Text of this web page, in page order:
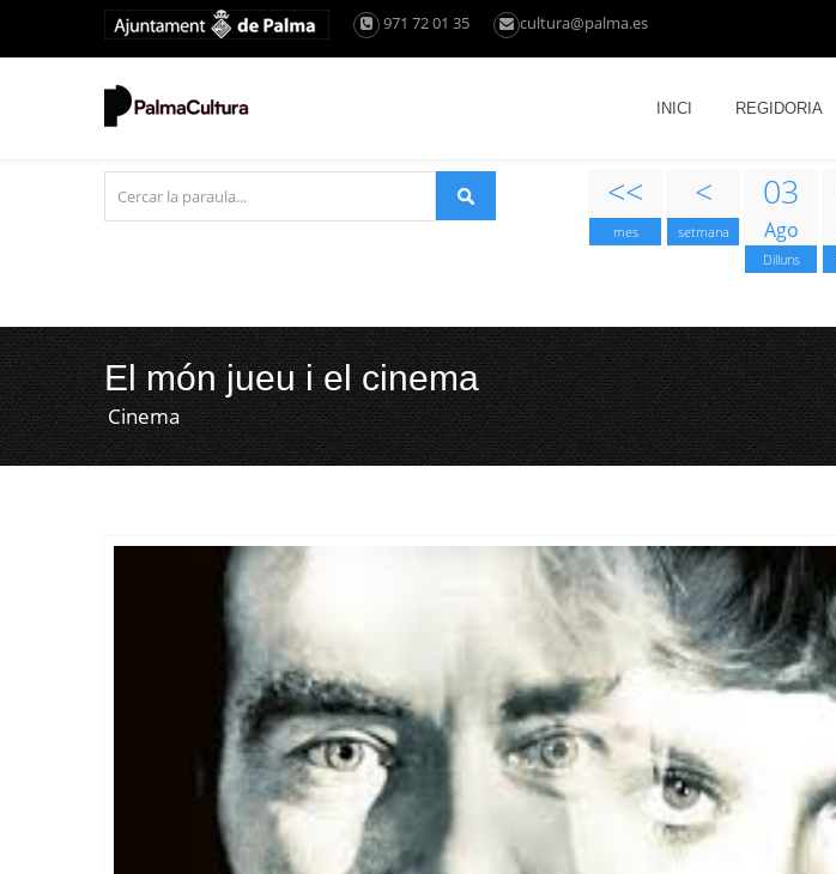
971 72 01 35 cultura@palma.es
INICI REGIDORIA
<<
mes
<
setmana
03
Ago
Dilluns
El món jueu i el cinema
Cinema